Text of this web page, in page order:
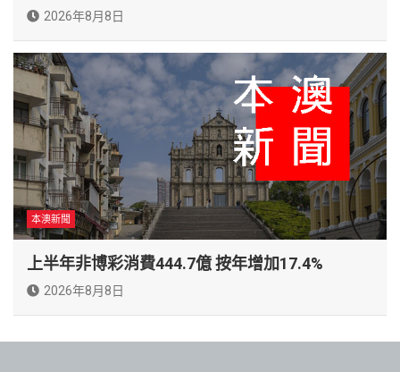
2026年8月8日
本澳新聞
上半年非博彩消費444.7億 按年增加17.4%
2026年8月8日